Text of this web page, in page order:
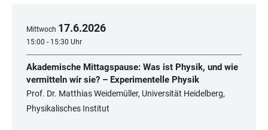
Mittwoch 17.6.2026
15:00 - 15:30 Uhr
Akademische Mittagspause: Was ist Physik, und wie
vermitteln wir sie? – Experimentelle Physik
Prof. Dr. Matthias Weidemüller, Universität Heidelberg,
Physikalisches Institut